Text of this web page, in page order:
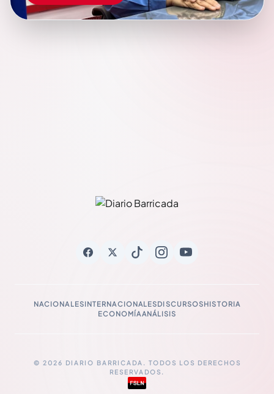
conmemorativos, de aquellas voces que siempre te
dicen…
NACIONALESINTERNACIONALESDISCURSOSHISTORIA
ECONOMÍAANÁLISIS
© 2026 DIARIO BARRICADA. TODOS LOS DERECHOS
RESERVADOS.